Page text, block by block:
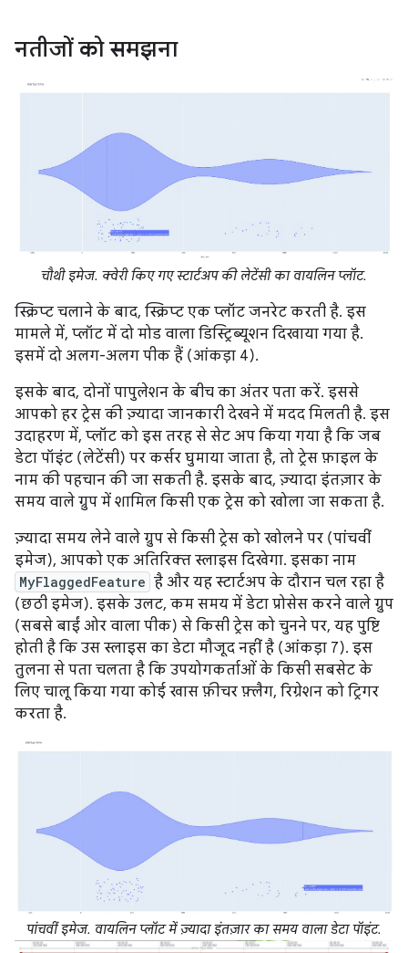
नतीजों को समझना
चौथी इमेज. क्वेरी किए गए स्टार्टअप की लेटेंसी का वायलिन प्लॉट.
स्क्रिप्ट चलाने के बाद, स्क्रिप्ट एक प्लॉट जनरेट करती है. इस
मामले में, प्लॉट में दो मोड वाला डिस्ट्रिब्यूशन दिखाया गया है.
इसमें दो अलग-अलग पीक हैं (आंकड़ा 4).
इसके बाद, दोनों पापुलेशन के बीच का अंतर पता करें. इससे
आपको हर ट्रेस की ज़्यादा जानकारी देखने में मदद मिलती है. इस
उदाहरण में, प्लॉट को इस तरह से सेट अप किया गया है कि जब
डेटा पॉइंट (लेटेंसी) पर कर्सर घुमाया जाता है, तो ट्रेस फ़ाइल के
नाम की पहचान की जा सकती है. इसके बाद, ज़्यादा इंतज़ार के
समय वाले ग्रुप में शामिल किसी एक ट्रेस को खोला जा सकता है.
ज़्यादा समय लेने वाले ग्रुप से किसी ट्रेस को खोलने पर (पांचवीं
इमेज), आपको एक अतिरिक्त स्लाइस दिखेगा. इसका नाम
MyFlaggedFeature है और यह स्टार्टअप के दौरान चल रहा है
(छठी इमेज). इसके उलट, कम समय में डेटा प्रोसेस करने वाले ग्रुप
(सबसे बाईं ओर वाला पीक) से किसी ट्रेस को चुनने पर, यह पुष्टि
होती है कि उस स्लाइस का डेटा मौजूद नहीं है (आंकड़ा 7). इस
तुलना से पता चलता है कि उपयोगकर्ताओं के किसी सबसेट के
लिए चालू किया गया कोई खास फ़ीचर फ़्लैग, रिग्रेशन को ट्रिगर
करता है.
पांचवीं इमेज. वायलिन प्लॉट में ज़्यादा इंतज़ार का समय वाला डेटा पॉइंट.